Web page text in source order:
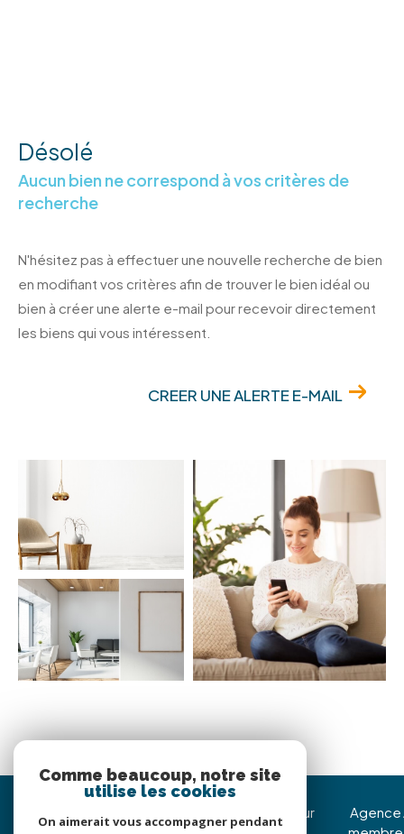
Désolé
Aucun bien ne correspond à vos critères de
recherche
N'hésitez pas à effectuer une nouvelle recherche de bien
en modifiant vos critères afin de trouver le bien idéal ou
bien à créer une alerte e-mail pour recevoir directement
les biens qui vous intéressent.
CREER UNE ALERTE E-MAIL
Nous suivre sur
Agence
Comme beaucoup, notre site
utilise les cookies
On aimerait vous accompagner pendant